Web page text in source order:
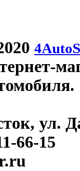
ул.
66-15